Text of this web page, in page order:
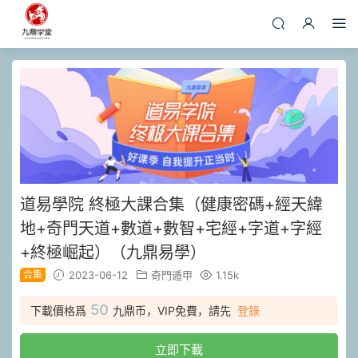
道易學院 終極大課合集（健康密碼+經天緯
地+奇門天道+數道+數智+宅經+字道+字經
+終極崛起）（九鼎易學）
合集 2023-06-12 奇門遁甲 1.15k
下載價格爲 50 九鼎币，VIP免費，請先 登錄
立即下載